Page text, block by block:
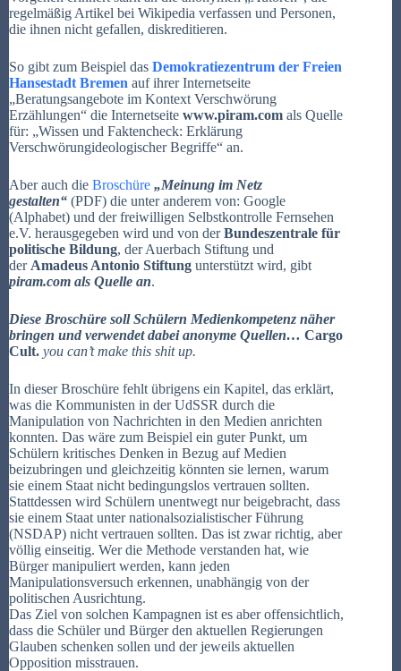
regelmäßig Artikel bei Wikipedia verfassen und Personen,
die ihnen nicht gefallen, diskreditieren.
So gibt zum Beispiel das Demokratiezentrum der Freien
Hansestadt Bremen auf ihrer Internetseite
„Beratungsangebote im Kontext Verschwörung
Erzählungen“ die Internetseite www.piram.com als Quelle
für: „Wissen und Faktencheck: Erklärung
Verschwörungideologischer Begriffe“ an.
Aber auch die Broschüre „Meinung im Netz
gestalten“ (PDF) die unter anderem von: Google
(Alphabet) und der freiwilligen Selbstkontrolle Fernsehen
e.V. herausgegeben wird und von derBundeszentrale für
politische Bildung, der Auerbach Stiftung und
der Amadeus Antonio Stiftung unterstützt wird, gibt
piram.com als Quelle an.
Diese Broschüre soll Schülern Medienkompetenz näher
bringen und verwendet dabei anonyme Quellen… Cargo
Cult. you can’t make this shit up.
In dieser Broschüre fehlt übrigens ein Kapitel, das erklärt,
was die Kommunisten in der UdSSR durch die
Manipulation von Nachrichten in den Medien anrichten
konnten. Das wäre zum Beispiel ein guter Punkt, um
Schülern kritisches Denken in Bezug auf Medien
beizubringen und gleichzeitig könnten sie lernen, warum
sie einem Staat nicht bedingungslos vertrauen sollten.
Stattdessen wird Schülern unentwegt nur beigebracht, dass
sie einem Staat unter nationalsozialistischer Führung
(NSDAP) nicht vertrauen sollten. Das ist zwar richtig, aber
völlig einseitig. Wer die Methode verstanden hat, wie
Bürger manipuliert werden, kann jeden
Manipulationsversuch erkennen, unabhängig von der
politischen Ausrichtung.
Das Ziel von solchen Kampagnen ist es aber offensichtlich,
dass die Schüler und Bürger den aktuellen Regierungen
Glauben schenken sollen und der jeweils aktuellen
Opposition misstrauen.